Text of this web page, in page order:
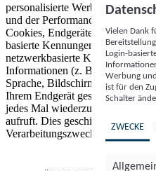
personalisierte Werbung und
und der Performance von
Cookies, Endgeräte- oder
basierte Kennungen, zufällig
netzwerkbasierte Kennungen)
Informationen (z. B. Browsertyp
Sprache, Bildschirmgröße,
Ihrem Endgerät gespeichert oder
jedes Mal wiederzuerkennen,
aufruft. Dies geschieht für einen
Verarbeitungszwecke.
Vielen Dank
Login-
Werbung
ist für den
Schalter
ZWECKE